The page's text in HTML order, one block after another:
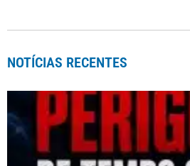
NOTÍCIAS RECENTES